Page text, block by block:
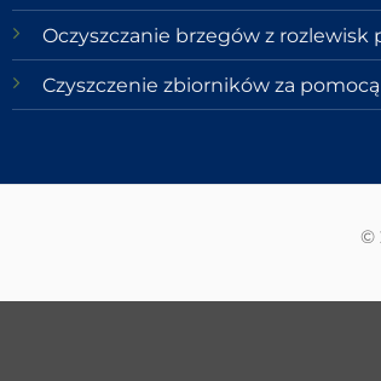
Oczyszczanie brzegów z rozlewisk
Czyszczenie zbiorników za
©